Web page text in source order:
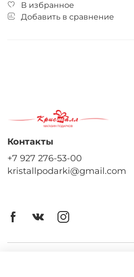
В избранное
Добавить в сравнение
Контакты
+7 927 276-53-00
kristallpodarki@gmail.com